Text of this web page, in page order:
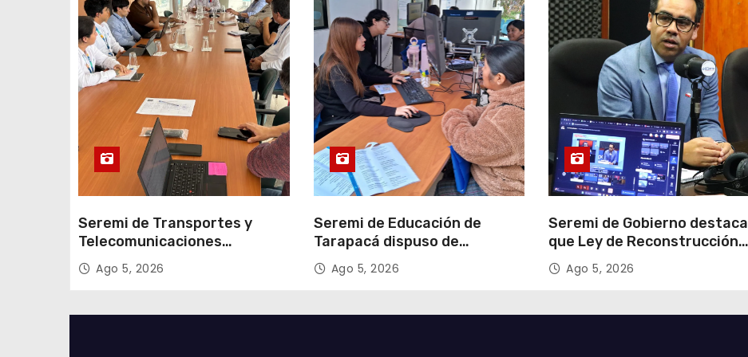
t
r
a
a
s
Seremi de Transportes y
Telecomunicaciones
encabezó primera mesa de
coordinación para el retiro de
Ago 5, 2026
Seremi de Educación de
Tarapacá dispuso de
facilitadores para apoyar
proceso de Admisión Escolar
Ago 5, 2026
Seremi de Gobierno destaca
que Ley de Reconstrucción
Nacional impulsará la
inversión y el empleo en
Ago 5, 2026